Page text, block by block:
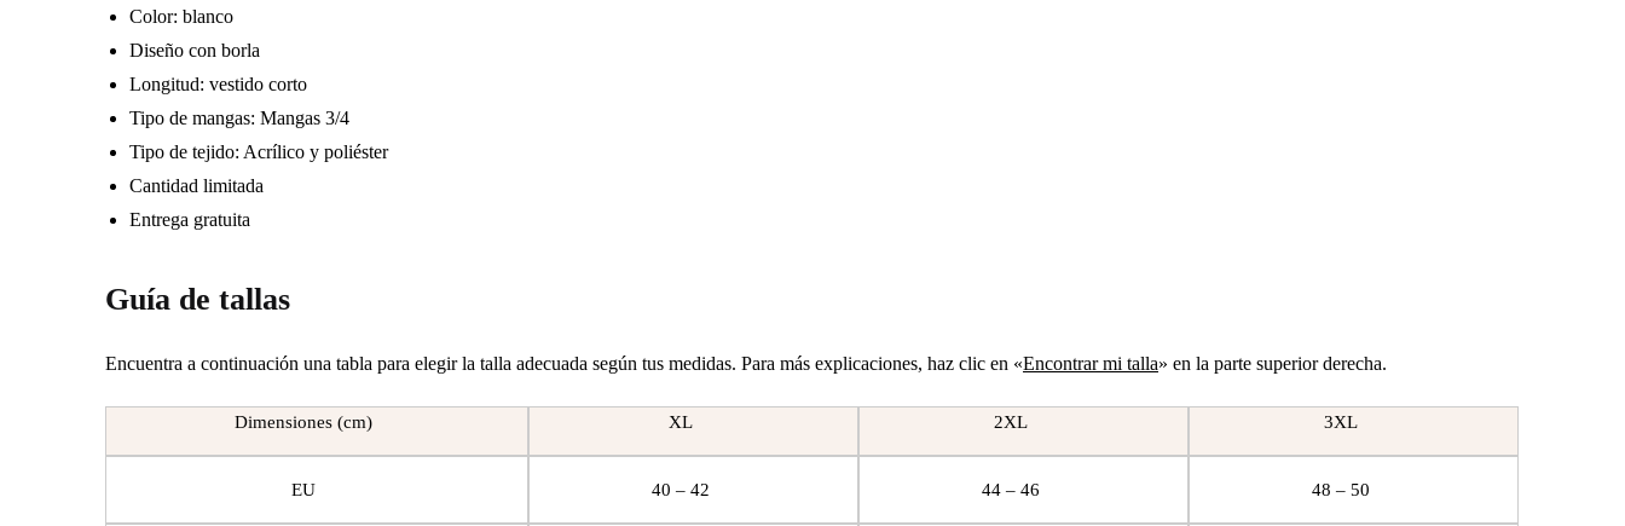
Color: blanco
Diseño con borla
Longitud: vestido corto
Tipo de mangas: Mangas 3/4
Tipo de tejido: Acrílico y poliéster
Cantidad limitada
Entrega gratuita
Guía de tallas
Encuentra a continuación una tabla para elegir la talla adecuada según tus medidas. Para más explicaciones, haz clic en «Encontrar mi talla» en la parte superior derecha.
Dimensiones (cm) XL 2XL 3XL
EU 40 – 42 44 – 46 48 – 50